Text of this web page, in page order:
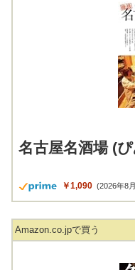
名古屋名酒場 (
￥1,090 (2026年8
Amazon.co.jpで買う